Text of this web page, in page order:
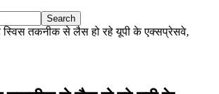
तकनीक से लैस हो रहे यूपी के एक्सप्रेसवे,